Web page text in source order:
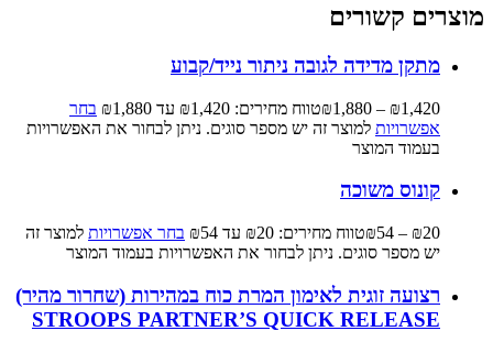
מוצרים קשורים
מתקן מדידה לגובה ניתור נייד/קבוע
₪1,420
–
₪1,880 טווח מחירים: ⁦₪1,420⁩ עד ⁦₪1,880⁩
בחר
אפשרויות למוצר זה יש מספר סוגים. ניתן לבחור את האפשרויות
בעמוד המוצר
קונוס משוכה
₪20
–
₪54 טווח מחירים: ⁦₪20⁩ עד ⁦₪54⁩ בחר אפשרויות למוצר זה
יש מספר סוגים. ניתן לבחור את האפשרויות בעמוד המוצר
רצועה זוגית לאימון המרת כוח במהירות (שחרור מהיר)
STROOPS PARTNER’S QUICK RELEASE